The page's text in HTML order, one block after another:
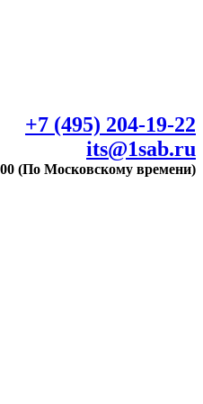
+7 (495) 204-19-22
its@1sab.ru
(По Московскому времени)